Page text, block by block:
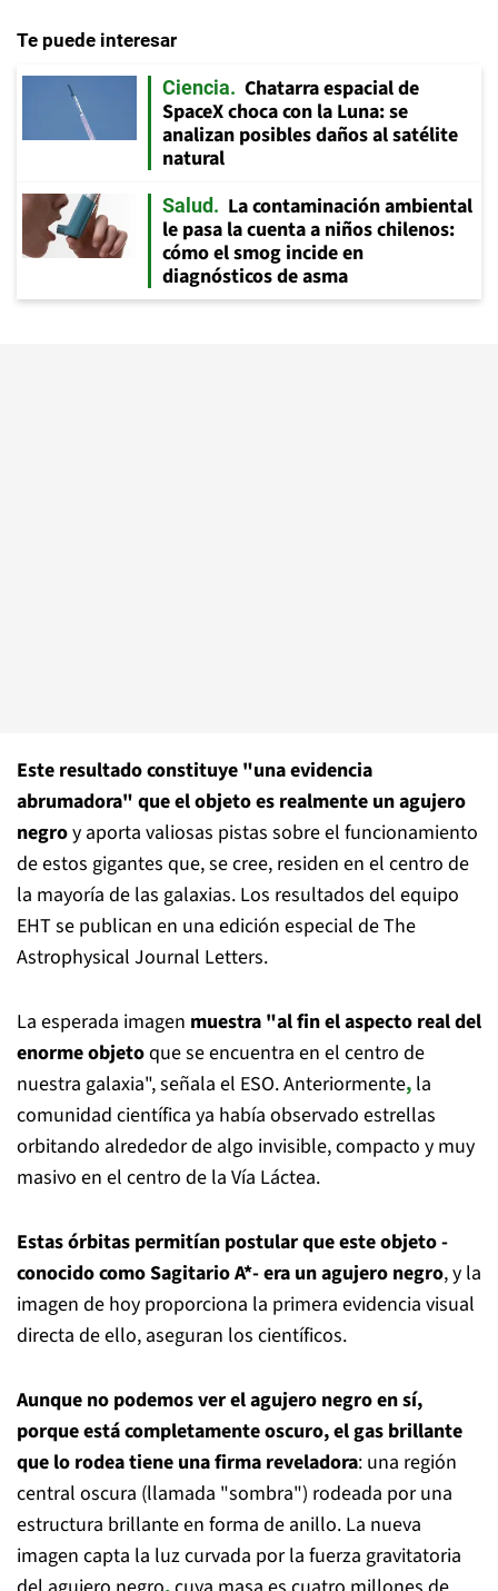
Te puede interesar
Ciencia
Chatarra espacial de
SpaceX choca con la Luna: se
analizan posibles daños al satélite
natural
Salud
La contaminación ambiental
le pasa la cuenta a niños chilenos:
cómo el smog incide en
diagnósticos de asma
Este resultado constituye "una evidencia
abrumadora" que el objeto es realmente un agujero
negroy aporta valiosas pistas sobre el funcionamiento
de estos gigantes que, se cree, residen en el centro de
la mayoría de las galaxias. Los resultados del equipo
EHT se publican en una edición especial de The
Astrophysical Journal Letters.
La esperada imagen muestra "al fin el aspecto real del
enorme objetoque se encuentra en el centro de
nuestra galaxia", señala el ESO. Anteriormente, la
comunidad científica ya había observado estrellas
orbitando alrededor de algo invisible, compacto y muy
masivo en el centro de la Vía Láctea.
Estas órbitas permitían postular que este objeto -
conocido como Sagitario A*- era un agujero negro, y la
imagen de hoy proporciona la primera evidencia visual
directa de ello, aseguran los científicos.
Aunque no podemos ver el agujero negro en sí,
porque está completamente oscuro, el gas brillante
que lo rodea tiene una firma reveladora: una región
central oscura (llamada "sombra") rodeada por una
estructura brillante en forma de anillo. La nueva
imagen capta la luz curvada por la fuerza gravitatoria